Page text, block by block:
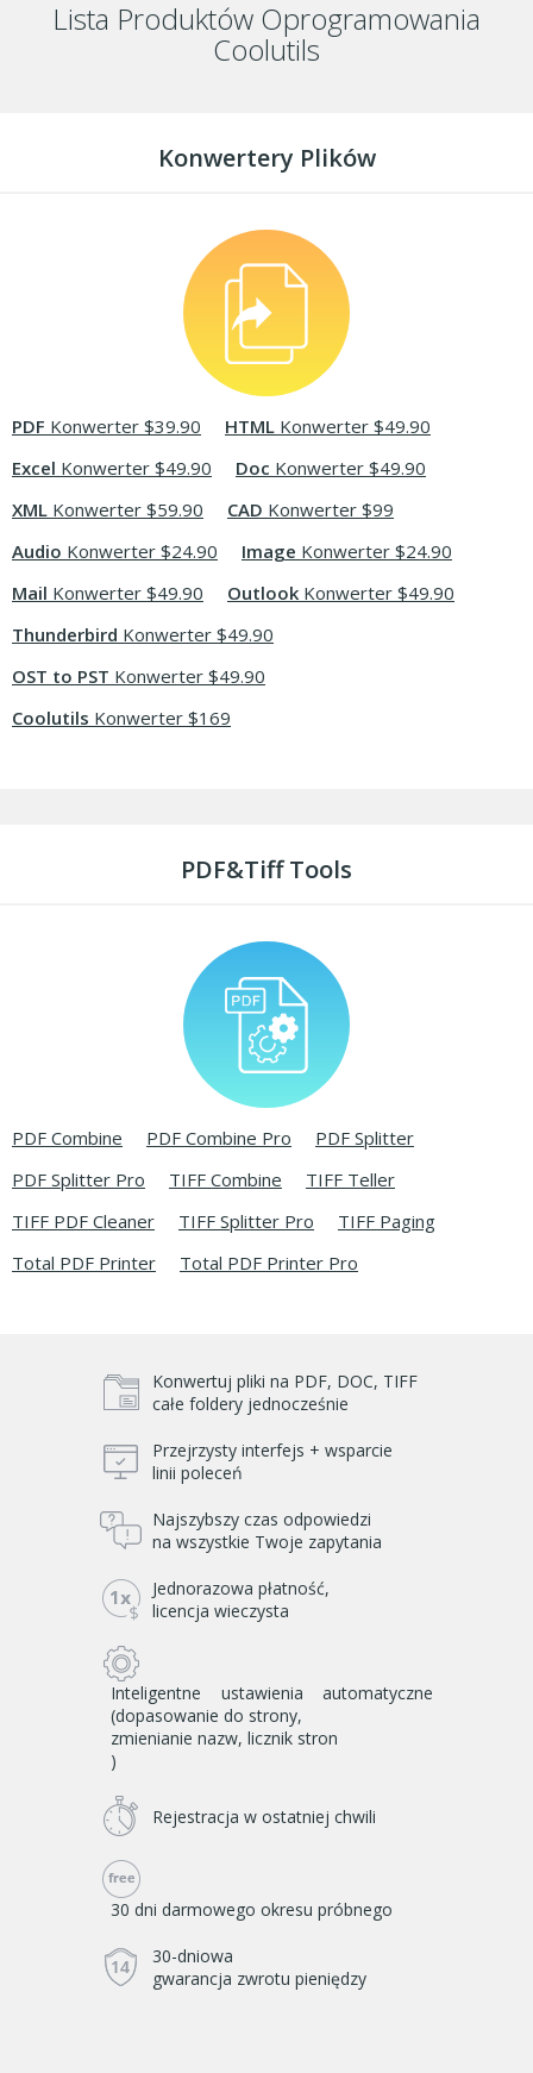
Lista Produktów Oprogramowania
Coolutils
Konwertery Plików
PDF Konwerter $39.90 HTML Konwerter $49.90
Excel Konwerter $49.90 Doc Konwerter $49.90
XML Konwerter $59.90 CAD Konwerter $99
Audio Konwerter $24.90 Image Konwerter $24.90
Mail Konwerter $49.90 Outlook Konwerter $49.90
Thunderbird Konwerter $49.90
OST to PST Konwerter $49.90
Coolutils Konwerter $169
PDF&Tiff Tools
PDF Combine PDF Combine Pro
PDF Splitter
PDF Splitter Pro
TIFF Combine
TIFF Teller
TIFF PDF Cleaner
TIFF Splitter Pro
TIFF Paging
Total PDF Printer
Total PDF Printer Pro
Konwertuj pliki na PDF, DOC, TIFF
całe foldery jednocześnie
Przejrzysty interfejs + wsparcie
linii poleceń
Najszybszy czas odpowiedzi
na wszystkie Twoje zapytania
Jednorazowa płatność,
licencja wieczysta
Inteligentne ustawienia automatyczne
(dopasowanie do strony,
zmienianie nazw, licznik stron
)
Rejestracja w ostatniej chwili
30 dni darmowego okresu próbnego
30-dniowa
gwarancja zwrotu pieniędzy